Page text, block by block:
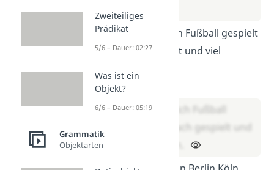
Milch.
Früher habe ich Fußball gespielt
Schach gespielt und viel
Lösung:
Früher habe ich Fußball
gespielt, Schach gespielt und
Zweiteiliges
Prädikat
5/6 – Dauer: 02:27
Was ist ein
Objekt?
6/6 – Dauer: 05:19
Grammatik
Objektarten